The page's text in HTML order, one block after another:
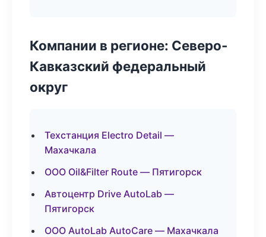
Компании в регионе: Северо-
Кавказский федеральный
округ
Техстанция Electro Detail —
Махачкала
ООО Oil&Filter Route — Пятигорск
Автоцентр Drive AutoLab —
Пятигорск
ООО AutoLab AutoCare — Махачкала